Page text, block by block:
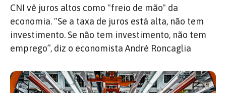
CNI vê juros altos como "freio de mão" da
economia. "Se a taxa de juros está alta, não tem
investimento. Se não tem investimento, não tem
emprego”, diz o economista André Roncaglia